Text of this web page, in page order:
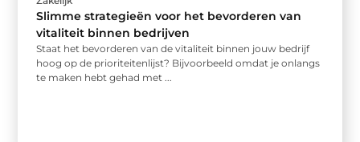
Slimme strategieën voor het bevorderen van
vitaliteit binnen bedrijven
Staat het bevorderen van de vitaliteit binnen jouw bedrijf
hoog op de prioriteitenlijst? Bijvoorbeeld omdat je onlangs
te maken hebt gehad met ...